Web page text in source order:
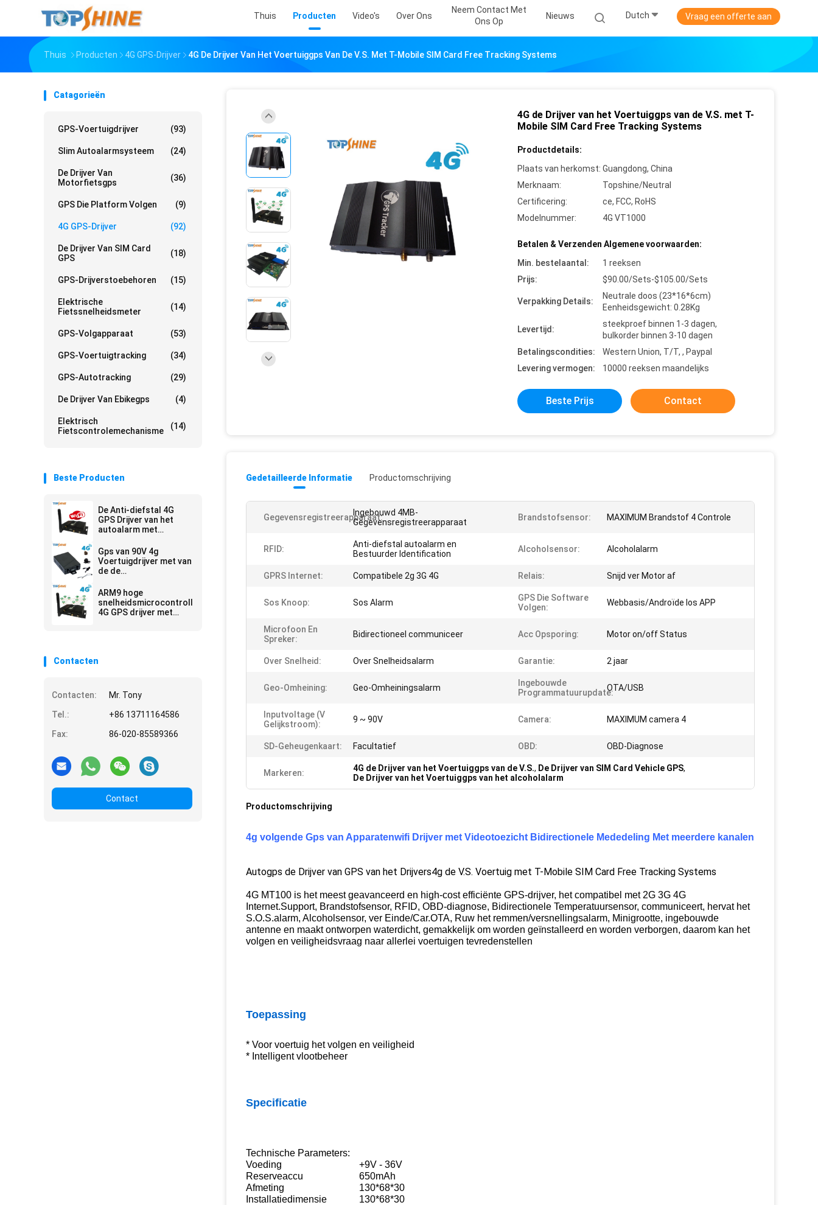
Thuis Producten Video's Over Ons
Neem Contact Met
Ons Op
Nieuws Dutch Vraag een offerte aan
Thuis Producten 4G GPS-Drijver 4G De Drijver Van Het Voertuiggps Van De V.S. Met T-Mobile SIM Card Free Tracking Systems
Catagorieën
GPS-Voertuigdrijver (93)
Slim Autoalarmsysteem (24)
De Drijver Van
Motorfietsgps
(36)
GPS Die Platform Volgen (9)
4G GPS-Drijver (92)
De Drijver Van SIM Card
GPS
(18)
GPS-Drijverstoebehoren (15)
Elektrische
Fietssnelheidsmeter
(14)
GPS-Volgapparaat (53)
GPS-Voertuigtracking (34)
GPS-Autotracking (29)
De Drijver Van Ebikegps (4)
Elektrisch
Fietscontrolemechanisme
(14)
Beste Producten
De Anti-diefstal 4G
GPS Drijver van het
autoalarm met
Controle
Gps van 90V 4g
Voertuigdrijver met van
de de
Bestuurdersfatigue
alarm camera de
Mededeling van de het
Werkmanier
ARM9 hoge
snelheidsmicrocontroller
4G GPS drijver met
Contacten
Contacten:
Mr. Tony
Tel.:
+86 13711164586
Fax:
86-020-85589366
Contact
4G de Drijver van het Voertuiggps van de V.S. met T-
Mobile SIM Card Free Tracking Systems
Productdetails:
Plaats van herkomst: Guangdong, China
Merknaam:
Topshine/Neutral
Certificering:
ce, FCC, RoHS
Modelnummer:
4G VT1000
Betalen & Verzenden Algemene voorwaarden:
Min. bestelaantal:
1 reeksen
Prijs:
$90.00/Sets-$105.00/Sets
Verpakking Details:
Neutrale doos (23*16*6cm)
Eenheidsgewicht: 0.28Kg
Levertijd:
steekproef binnen 1-3 dagen,
bulkorder binnen 3-10 dagen
Betalingscondities:
Western Union, T/T, , Paypal
Levering vermogen:
10000 reeksen maandelijks
Beste Prijs Contact
Gedetailleerde Informatie Productomschrijving
Gegevensregistreerapparaat:Ingebouwd 4MB-
Gegevensregistreerapparaat
Brandstofsensor: MAXIMUM Brandstof 4 Controle
RFID:
Anti-diefstal autoalarm en
Bestuurder Identification
Alcoholsensor: Alcoholalarm
GPRS Internet: Compatibele 2g 3G 4G Relais: Snijd ver Motor af
Sos Knoop: Sos Alarm
GPS Die Software
Volgen:
Webbasis/Androïde Ios APP
Microfoon En
Spreker:
Bidirectioneel communiceer Acc Opsporing: Motor on/off Status
Over Snelheid: Over Snelheidsalarm Garantie: 2 jaar
Geo-Omheining: Geo-Omheiningsalarm
Ingebouwde
Programmatuurupdate:OTA/USB
Inputvoltage (V
Gelijkstroom):
9 ~ 90V Camera: MAXIMUM camera 4
SD-Geheugenkaart: Facultatief OBD: OBD-Diagnose
Markeren: 4G de Drijver van het Voertuiggps van de V.S., De Drijver van SIM Card Vehicle GPS,
De Drijver van het Voertuiggps van het alcoholalarm
Productomschrijving
4g volgende Gps van Apparatenwifi Drijver met Videotoezicht Bidirectionele Mededeling Met meerdere kanalen
Autogps de Drijver van GPS van het Drijvers4g de V.S. Voertuig met T-Mobile SIM Card Free Tracking Systems
4G MT100 is het meest geavanceerd en high-cost efficiënte GPS-drijver, het compatibel met 2G 3G 4G
Internet.Support, Brandstofsensor, RFID, OBD-diagnose, Bidirectionele Temperatuursensor, communiceert, hervat het
S.O.S.alarm, Alcoholsensor, ver Einde/Car.OTA, Ruw het remmen/versnellingsalarm, Minigrootte, ingebouwde
antenne en maakt ontworpen waterdicht, gemakkelijk om worden geïnstalleerd en worden verborgen, daarom kan het
volgen en veiligheidsvraag naar allerlei voertuigen tevredenstellen
Toepassing
* Voor voertuig het volgen en veiligheid
* Intelligent vlootbeheer
Specificatie
Technische Parameters:
Voeding
+9V - 36V
Reserveaccu
650mAh
Afmeting
130*68*30
Installatiedimensie
130*68*30